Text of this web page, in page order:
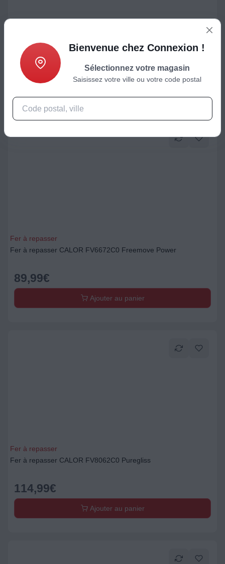
99,99€
Fer à repasser
Fer à repasser CALOR FV6672C0 Freemove Power
89,99€
Ajouter au panier
Fer à repasser
Fer à repasser CALOR FV8062C0 Puregliss
114,99€
Ajouter au panier
Bienvenue chez Connexion !
Sélectionnez votre magasin
Saisissez votre ville ou votre code postal